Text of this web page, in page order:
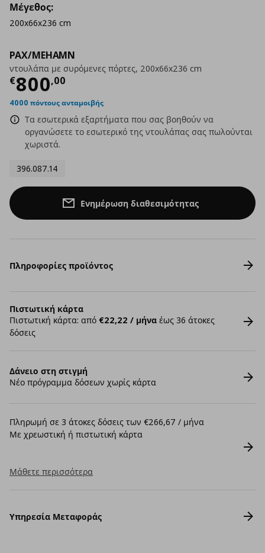
PAX/MEHAMN
ντουλάπα με συρόμενες πόρτες, 200x66x236 cm
€800,00
Τρέχουσα τιμή
4000 πόντους ανταμοιβής
Τα εσωτερικά εξαρτήματα που σας βοηθούν να
οργανώσετε το εσωτερικό της ντουλάπας σας πωλούνται
χωριστά.
396.087.14
Μέγεθος:
200x66x236 cm
Ενημέρωση διαθεσιμότητας
Πληροφορίες προϊόντος
Πιστωτική κάρτα
Πιστωτική κάρτα: από €22,22 / μήνα έως 36 άτοκες
δόσεις
Δάνειο στη στιγμή
Νέο πρόγραμμα δόσεων χωρίς κάρτα
Πληρωμή σε 3 άτοκες δόσεις των €266,67 / μήνα
Με χρεωστική ή πιστωτική κάρτα
Μάθετε περισσότερα
Υπηρεσία Μεταφοράς